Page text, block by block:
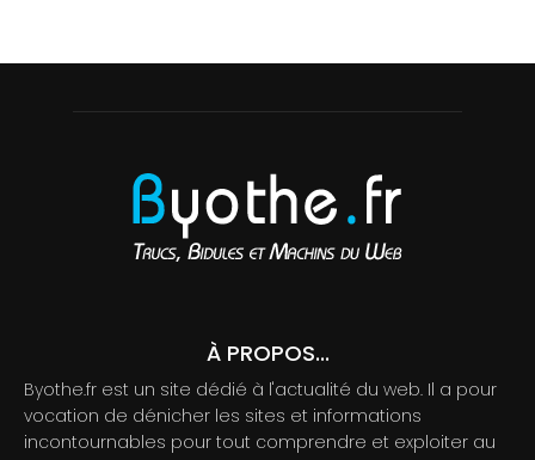
À PROPOS...
Byothe.fr est un site dédié à l'actualité du web. Il a pour
vocation de dénicher les sites et informations
incontournables pour tout comprendre et exploiter au